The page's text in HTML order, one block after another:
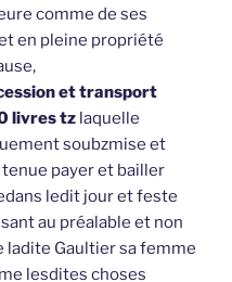
comme de ses
en pleine propriété
et transport
livres tz laquelle
soubzmise et
payer et bailler
ledit jour et feste
au préalable et non
Gaultier sa femme
lesdites choses